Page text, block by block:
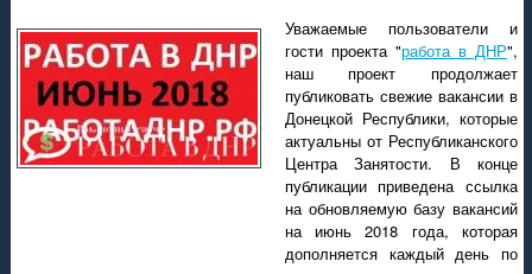
Уважаемые пользователи и
гости проекта "работа в ДНР",
наш проект продолжает
публиковать свежие вакансии в
Донецкой Республики, которые
актуальны от Республиканского
Центра Занятости. В конце
публикации приведена ссылка
на обновляемую базу вакансий
на июнь 2018 года, которая
дополняется каждый день по